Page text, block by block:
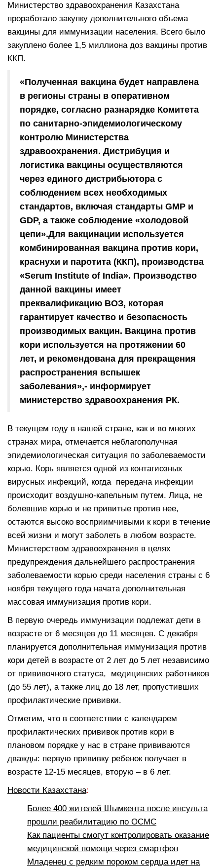
Министерство здравоохранения Казахстана
проработало закупку дополнительного объема
вакцины для иммунизации населения. Всего было
закуплено более 1,5 миллиона доз вакцины против
ККП.
«Полученная вакцина будет направлена
в регионы страны в оперативном
порядке, согласно разнарядке Комитета
по санитарно-эпидемиологическому
контролю Министерства
здравоохранения. Дистрибуция и
логистика вакцины осуществляются
через единого дистрибьютора с
соблюдением всех необходимых
стандартов, включая стандарты GMP и
GDP, а также соблюдение «холодовой
цепи».Для вакцинации используется
комбинированная вакцина против кори,
краснухи и паротита (ККП), производства
«Serum Institute of India». Производство
данной вакцины имеет
преквалификацию ВОЗ, которая
гарантирует качество и безопасность
производимых вакцин. Вакцина против
кори используется на протяжении 60
лет, и рекомендована для прекращения
распространения вспышек
заболевания»,- информирует
министерство здравоохранения РК.
В текущем году в нашей стране, как и во многих
странах мира, отмечается неблагополучная
эпидемиологическая ситуация по заболеваемости
корью. Корь является одной из контагиозных
вирусных инфекций, когда передача инфекции
происходит воздушно-капельным путем. Лица, не
болевшие корью и не привитые против нее,
остаются высоко восприимчивыми к кори в течение
всей жизни и могут заболеть в любом возрасте.
Министерством здравоохранения в целях
предупреждения дальнейшего распространения
заболеваемости корью среди населения страны с 6
ноября текущего года начата дополнительная
массовая иммунизация против кори.
В первую очередь иммунизации подлежат дети в
возрасте от 6 месяцев до 11 месяцев. С декабря
планируется дополнительная иммунизация против
кори детей в возрасте от 2 лет до 5 лет независимо
от прививочного статуса, медицинских работников
(до 55 лет), а также лиц до 18 лет, пропустивших
профилактические прививки.
Отметим, что в соответствии с календарем
профилактических прививок против кори в
плановом порядке у нас в стране прививаются
дважды: первую прививку ребенок получает в
возрасте 12-15 месяцев, вторую – в 6 лет.
Новости Казахстана:
Более 400 жителей Шымкента после инсульта
прошли реабилитацию по ОСМС
Как пациенты смогут контролировать оказание
медицинской помощи через смартфон
Младенец с редким пороком сердца идет на